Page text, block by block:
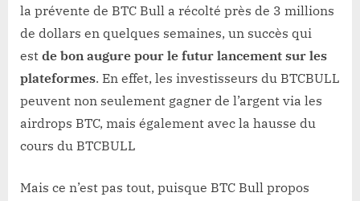
la prévente de BTC Bull a récolté près de 3 millions
de dollars en quelques semaines, un succès qui
est de bon augure pour le futur lancement sur les
plateformes. En effet, les investisseurs du BTCBULL
peuvent non seulement gagner de l’argent via les
airdrops BTC, mais également avec la hausse du
cours du BTCBULL
Mais ce n’est pas tout, puisque BTC Bull propos